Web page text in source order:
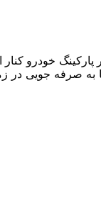
خودرو کنار
صرفه جویی در